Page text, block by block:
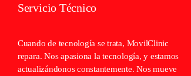
Servicio Técnico
Cuando de tecnología se trata, MovilClinic
repara. Nos apasiona la tecnología, y estamos
actualizándonos constantemente. Nos mueve